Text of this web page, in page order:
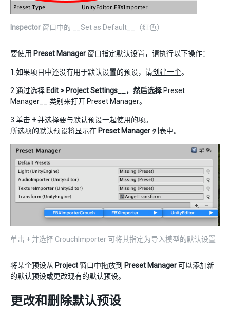
Inspector 窗口中的 __Set as Default__（红色）
要使用 Preset Manager 窗口指定默认设置，请执行以下操作：
1.如果项目中还没有用于默认设置的预设，请创建一个。
2.通过选择 Edit > Project Settings__，然后选择 Preset
Manager__ 类别来打开 Preset Manager。
3.单击 +并选择要与默认预设一起使用的项。
所选项的默认预设将显示在 Preset Manager列表中。
单击 + 并选择 CrouchImporter 可将其指定为导入模型的默认设置
将某个预设从 Project 窗口中拖放到 Preset Manager可以添加新
的默认预设或更改现有的默认预设。
更改和删除默认预设